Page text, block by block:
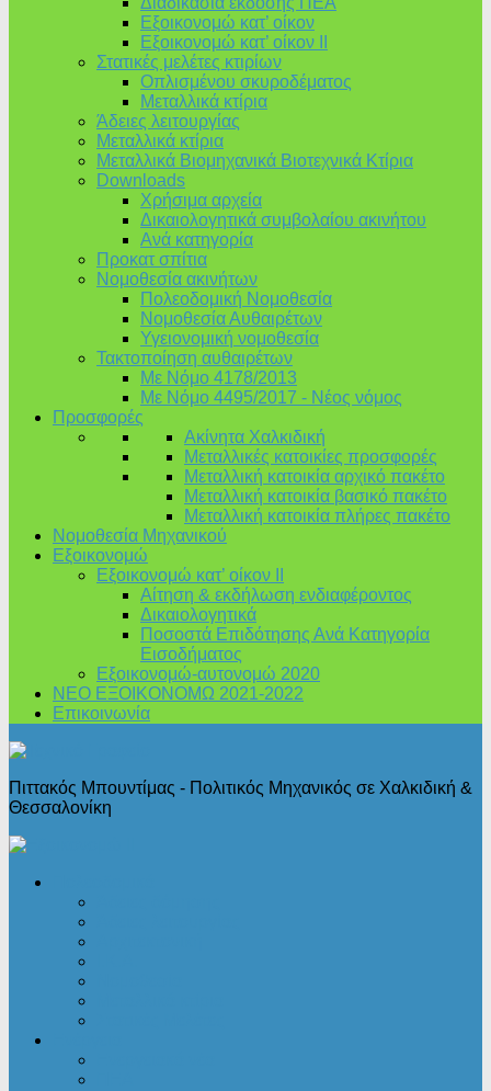
Εξοικονομώ κατ’ οίκoν
Εξοικονομώ κατ’ οίκον II
Στατικές μελέτες κτιρίων
Οπλισμένου σκυροδέματος
Μεταλλικά κτίρια
Άδειες λειτουργίας
Μεταλλικά κτίρια
Μεταλλικά Βιομηχανικά Βιοτεχνικά Κτίρια
Downloads
Χρήσιμα αρχεία
Δικαιολογητικά συμβολαίου ακινήτου
Ανά κατηγορία
Προκατ σπίτια
Νομοθεσία ακινήτων
Πολεοδομική Νομοθεσία
Νομοθεσία Αυθαιρέτων
Υγειονομική νομοθεσία
Τακτοποίηση αυθαιρέτων
Με Νόμο 4178/2013
Με Νόμο 4495/2017 - Νέος νόμος
Προσφορές
Ακίνητα Χαλκιδική
Μεταλλικές κατοικίες προσφορές
Μεταλλική κατοικία αρχικό πακέτο
Μεταλλική κατοικία βασικό πακέτο
Μεταλλική κατοικία πλήρες πακέτο
Νομοθεσία Μηχανικού
Εξοικονομώ
Εξοικονομώ κατ’ οίκον II
Αίτηση & εκδήλωση ενδιαφέροντος
Δικαιολογητικά
Ποσοστά Επιδότησης Ανά Κατηγορία
Εισοδήματος
Εξοικονομώ-αυτονομώ 2020
ΝΕΟ ΕΞΟΙΚΟΝΟΜΩ 2021-2022
Επικοινωνία
Πιττακός Μπουντίμας - Πολιτικός Μηχανικός σε Χαλκιδική &
Θεσσαλονίκη